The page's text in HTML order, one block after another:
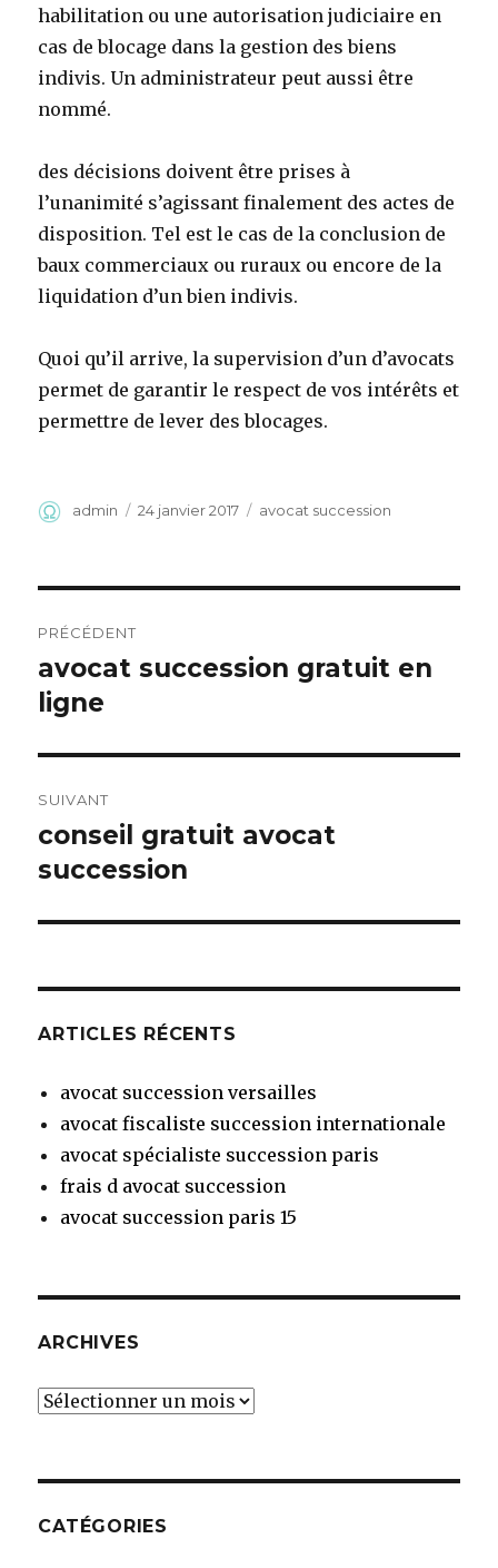
habilitation ou une autorisation judiciaire en
cas de blocage dans la gestion des biens
indivis. Un administrateur peut aussi être
nommé.
des décisions doivent être prises à
l’unanimité s’agissant finalement des actes de
disposition. Tel est le cas de la conclusion de
baux commerciaux ou ruraux ou encore de la
liquidation d’un bien indivis.
Quoi qu’il arrive, la supervision d’un d’avocats
permet de garantir le respect de vos intérêts et
permettre de lever des blocages.
Auteur
admin
Publié
24 janvier 2017 Catégories
avocat succession
de
l’article
PRÉCÉDENT
Article
précédent :
avocat succession gratuit en
ligne
SUIVANT
Article
suivant :
conseil gratuit avocat
succession
ARTICLES RÉCENTS
avocat succession versailles
avocat fiscaliste succession internationale
avocat spécialiste succession paris
frais d avocat succession
avocat succession paris 15
ARCHIVES
Archives
CATÉGORIES